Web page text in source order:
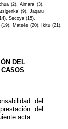
(2), Aimara (3),
(9), Jaqaru
Secoya (15),
(19), Matsés (20), Ikitu (21),
DEL
del
del
acta: